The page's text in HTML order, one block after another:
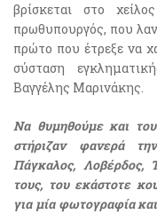
βρίσκεται στο
πρωθυπουργός, που
πρώτο που έτρεξε να
σύσταση
Βαγγέλης Μαρινάκης.
Να θυμηθούμε και
στήριζαν φανερά
Πάγκαλος, Λοβέρδος,
τους, του εκάστοτε
για μία φωτογραφία